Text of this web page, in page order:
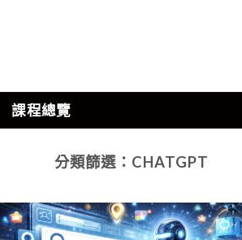
課程總覽
分類篩選： CHATGPT